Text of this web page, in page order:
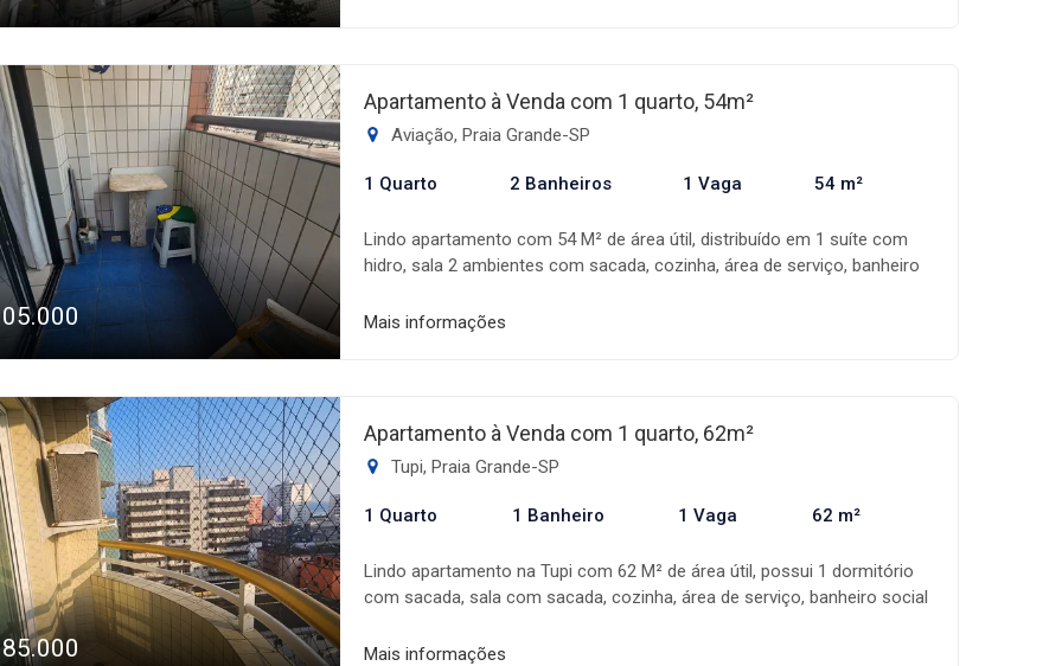
diversão, relaxamento e convivência sem sair de casa. Uma excelente
oportunidade para morar com qualidade e aproveitar uma infraestrutura
completa.
Apartamento à Venda com 1 quarto, 54m²
Aviação, Praia Grande-SP
1 Quarto 2 Banheiros 1 Vaga 54 m²
Lindo apartamento com 54 M² de área útil, distribuído em 1 suíte com
hidro, sala 2 ambientes com sacada, cozinha, área de serviço, banheiro
de jogos, churrasqueira na cobertura, elevadores e portaria. Gostou,
Mais informações
Apartamento à Venda com 1 quarto, 62m²
Tupi, Praia Grande-SP
1 Quarto 1 Banheiro 1 Vaga 62 m²
Lindo apartamento na Tupi com 62 M² de área útil, possui 1 dormitório
com sacada, sala com sacada, cozinha, área de serviço, banheiro social
churrasqueira, elevador e portaria. Venha e confira esse imóvel com um
Mais informações